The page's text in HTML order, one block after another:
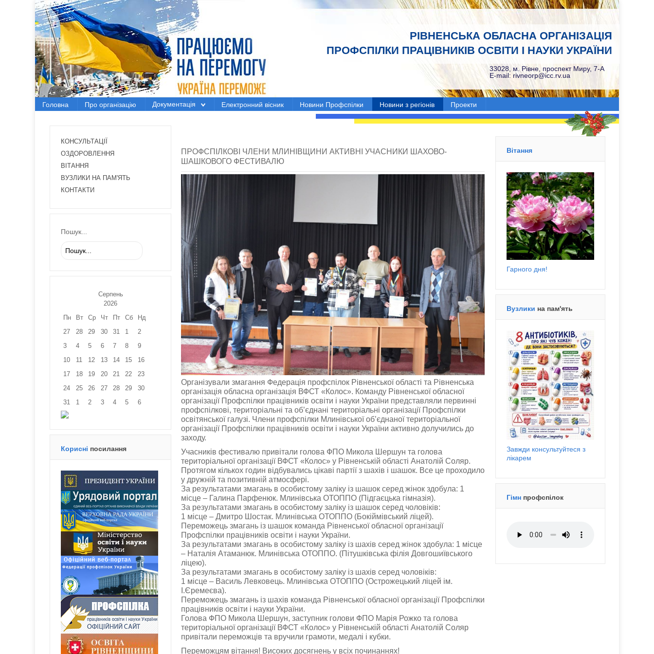
Головна
Про організацію
Документація
Електронний вісник
Новини з регіонів
РІВНЕНСЬКА ОБЛАСНА ОРГАНІЗАЦІЯ
ПРОФСПІЛКИ ПРАЦІВНИКІВ ОСВІТИ І НАУКИ УКРАЇНИ
33028, м. Рівне, проспект Миру, 7-А
E-mail: rivneorp@icc.rv.ua
Головна Про організацію Документація Електронний вісник Новини Профспілки Новини з регіонів Проекти
ПРОФСПІЛКОВІ ЧЛЕНИ МЛИНІВЩИНИ АКТИВНІ УЧАСНИКИ ШАХОВО-
ШАШКОВОГО ФЕСТИВАЛЮ
Організували змагання Федерація профспілок Рівненської області та Рівненська
організація обласна організація ВФСТ «Колос». Команду Рівненської обласної
організації Профспілки працівників освіти і науки України представляли первинні
профспілкові, територіальні та об’єднані територіальні організації Профспілки
освітянської галузі. Члени профспілки Млинівської об’єднаної територіальної
організації Профспілки працівників освіти і науки України активно долучились до
заходу.
Учасників фестивалю привітали голова ФПО Микола Шершун та голова
територіальної організації ВФСТ «Колос» у Рівненській області Анатолій Соляр.
Протягом кількох годин відбувались цікаві партії з шахів і шашок. Все це проходило
у дружній та позитивній атмосфері.
За результатами змагань в особистому заліку із шашок серед жінок здобула: 1
місце – Галина Парфенюк. Млинівська ОТОППО (Підгаєцька гімназія).
За результатами змагань в особистому заліку із шашок серед чоловіків:
1 місце – Дмитро Шостак. Млинівська ОТОППО (Бокіймівський ліцей).
Переможець змагань із шашок команда Рівненської обласної організації
Профспілки працівників освіти і науки України.
За результатами змагань в особистому заліку із шахів серед жінок здобула: 1 місце
– Наталія Атаманюк. Млинівська ОТОППО. (Пітушківська філія Довгошиївського
ліцею).
За результатами змагань в особистому заліку із шахів серед чоловіків:
1 місце – Василь Левковець. Млинівська ОТОППО (Острожецький ліцей ім.
І.Єремеєва).
Переможець змагань із шахів команда Рівненської обласної організації Профспілки
працівників освіти і науки України.
Голова ФПО Микола Шершун, заступник голови ФПО Марія Рожко та голова
територіальної організації ВФСТ «Колос» у Рівненській області Анатолій Соляр
привітали переможців та вручили грамоти, медалі і кубки.
Переможцям вітання! Високих досягнень у всіх починаннях!
КОНСУЛЬТАЦІЇ
ОЗДОРОВЛЕННЯ
ВІТАННЯ
ВУЗЛИКИ НА ПАМ'ЯТЬ
КОНТАКТИ
Пошук...
Серпень
2026
Пн
Вт Ср Чт Пт Сб
Нд
27
28 29 30 31 1
2
3
4 5 6 7 8
9
10
11 12 13 14 15
16
17
18 19 20 21 22
23
24
25 26 27 28 29
30
31
1 2 3 4 5 6
Корисні посилання
Вітання
Гарного дня!
Вузлики на пам'ять
Завжди консультуйтеся з
лікарем
Гімн профспілок